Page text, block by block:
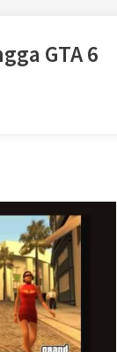
GTA 6